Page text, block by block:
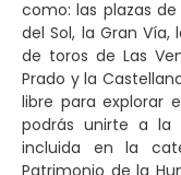
como: las plazas de
del Sol, la Gran
de toros de Las
Prado y la
libre para explorar
podrás unirte a la
incluida en la